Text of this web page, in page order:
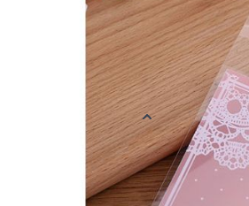
Cellofaan geschenkzakjes met
zijde bedrukt met de tekst 'Wishing
snoepjes, zeepjes, koekje of ander
12,5 cm (lxh). Indien het zakje is
verpakking bevat 12 zakjes.
Meer informatie